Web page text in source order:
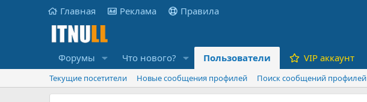
Главная Реклама Правила
Форумы Что нового? Пользователи VIP аккаунт
Текущие посетители Новые сообщения профилей Поиск сообщений профилей